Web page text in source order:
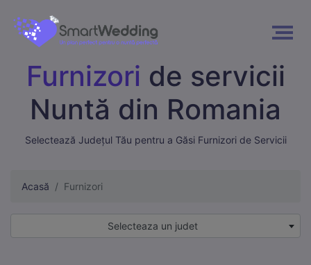
Furnizori de servicii
Nuntă din Romania
Selectează Județul Tău pentru a Găsi Furnizori de Servicii
Acasă Furnizori
Selecteaza un judet